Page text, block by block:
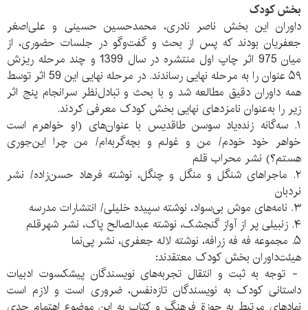
بخش کودک
داوران این بخش ناصر نادری، محمدحسین حسینی و علی‌اصغر
جعفریان بودند که پس از بحث و گفت‌وگو در جلسات حضوری، از
میان 975 اثر چاپ اول منتشره در سال 1399 و چند مرحله ریزش
۵۹ عنوان را به مرحله نهایی رساندند. در مرحله نهایی این 59 اثر توسط
همه داوران دقیق مطالعه شد و با بحث و تبادل‌نظر سرانجام پنج اثر
زیر را به‌عنوان نامزدهای نهایی بخش کودک معرفی کردند.
۱. سه‌گانه زنده‌یاد سوسن طاقدیس با عنوان‌های (او خواهرم است
خواهر خود خودم/ من و غولم و بچه‌گربه‌ام/ من چرا این‌جوری
هستم؟) نشر محراب قلم
۲. ماجراهای شنگل و منگل و چنگل، نوشته فرهاد حسن‌زاده/ نشر
نردبان
۳. نامه‌های موش بی‌سواد، نوشته سپیده خلیلی/ انتشارات مدرسه
۴. زنبیلی پر از آواز گنجشک، نوشته عبدالصالح پاک، نشر شهرقلم
۵. مجموعه فه فه زرافه، نوشته لاله جعفری، نشر پی‌نما
هیئت‌داوران بخش کودک معتقدند:
- توجه به ثبت و انتقال تجربه‌های نویسندگان پیشکسوت ادبیات
داستانی کودک به نویسندگان تازه‌نفس، ضروری است و لازم است